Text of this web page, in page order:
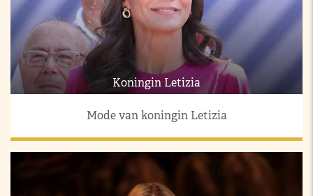
Koningin Letizia
Mode van koningin Letizia